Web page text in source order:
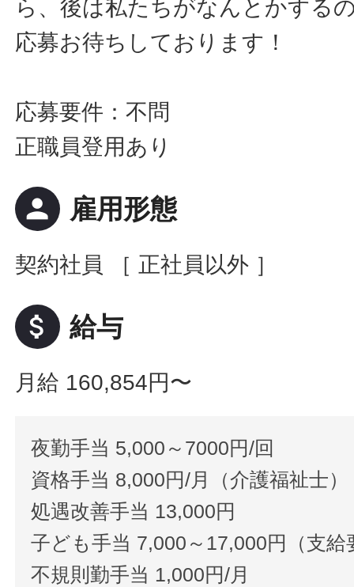
ら、後は私たちがなんとかする
応募お待ちしております！
応募要件：不問
正職員登用あり
person 雇用形態
契約社員 ［ 正社員以外 ］
attach_money 給与
月給 160,854円〜
夜勤手当 5,000～7000円/回
資格手当 8,000円/月（介護福祉士）
処遇改善手当 13,000円
子ども手当 7,000～17,000円（支
不規則勤手当 1,000円/月